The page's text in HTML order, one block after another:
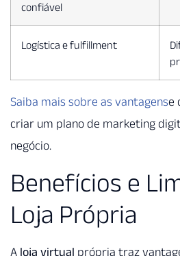
confiável
Logística e fulfillment
Saiba mais sobre as vantagense
criar um plano de marketing
negócio.
Benefícios e
Loja Própria
A loja virtual própria traz